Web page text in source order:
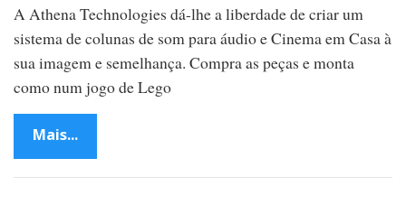
A Athena Technologies dá-lhe a liberdade de criar um
sistema de colunas de som para áudio e Cinema em Casa à
sua imagem e semelhança. Compra as peças e monta
como num jogo de Lego
Mais...